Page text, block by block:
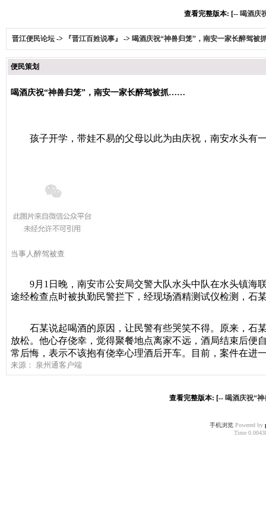
查看完整版本: [-- 喝酒庆
晋江便民论坛 -> 『晋江百姓说事』 -> 喝酒庆祝“神兽归笼”，南安一家长醉驾
便民策划
喝酒庆祝“神兽归笼”，南安一家长醉驾被抓……
孩子开学，带娃不易的父母以此为由庆祝，南安水头有
当事人醉驾被查
9月1日晚，南安市公安局交警大队水头中队在水头镇海联
途经检查点时被执勤民警拦下，经现场酒精测试仪检测，石
石某说起喝酒的原因，让民警有些哭笑不得。原来，石
放松。他心存侥幸，觉得聚餐地点离家不远，酒局结束后便
常后悔，表示不该抱有侥幸心理酒后开车。目前，案件在进
来源： 泉州通客户端
查看完整版本: [-- 喝酒庆祝“
手机浏览Powered by
Time